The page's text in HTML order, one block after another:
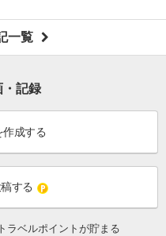
一覧
・記録
作成する
する
ラベルポイントが貯まる